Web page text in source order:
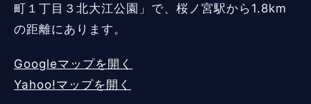
町１丁目３北大江公園」で、桜ノ宮駅から1.8km
の距離にあります。
Googleマップを開く
Yahoo!マップを開く